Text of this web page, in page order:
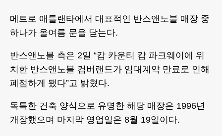
메트로 애틀랜타에서 대표적인 반스앤노블 매장 중
하나가 올여름 문을 닫는다.
반스앤노블 측은 2일 “캅 카운티 캅 파크웨이에 위
치한 반스앤노블 컴버랜드가 임대계약 만료로 인해
폐점하게 됐다”고 밝혔다.
독특한 건축 양식으로 유명한 해당 매장은 1996년
개장했으며 마지막 영업일은 8월 19일이다.